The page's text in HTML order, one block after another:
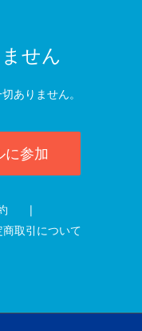
せん
ありません。
に参加
商取引について